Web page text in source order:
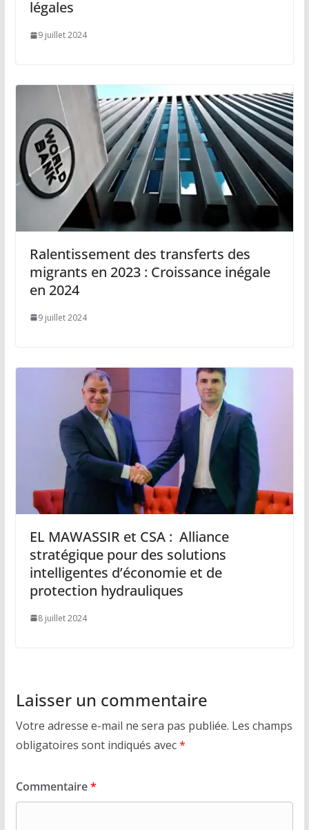
légales
9 juillet 2024
Ralentissement des transferts des
migrants en 2023 : Croissance inégale
en 2024
9 juillet 2024
EL MAWASSIR et CSA : Alliance
stratégique pour des solutions
intelligentes d’économie et de
protection hydrauliques
8 juillet 2024
Laisser un commentaire
Votre adresse e-mail ne sera pas publiée. Les champs
obligatoires sont indiqués avec*
Commentaire*